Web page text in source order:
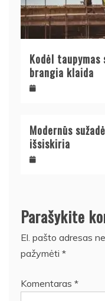
Kodėl
brangia klaida
Modernūs
išsiskiria
Parašykite
El. pašto adresas
pažymėti *
Komentaras *